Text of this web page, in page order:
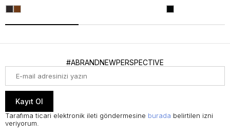
#ABRANDNEWPERSPECTIVE
Kayıt Ol
Tarafıma ticari elektronik ileti göndermesine burada belirtilen izni
veriyorum.